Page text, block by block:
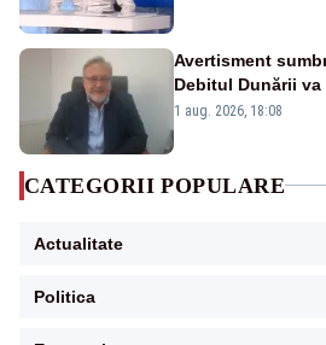
Avertisment
Debitul Dunării
Cernavodă s-ar
1 aug. 2026, 18:08
CATEGORII POPULARE
Actualitate
Politica